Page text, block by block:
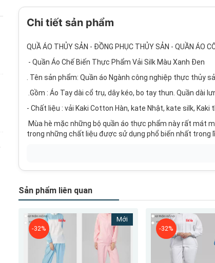
Chi tiết sản phẩm
QUẦ ÁO THỦY SẢN - ĐỒNG PHỤC THỦY SẢN - QUẦN ÁO
- Quần Áo Chế Biến Thực Phẩm Vải Silk Màu Xanh Đen
. Tên sản phẩm: Quần áo Ngành công nghiệp thực thủy
.Gồm : Áo Tay dài cổ trụ, dây kéo, bo tay thun. Quần dài
- Chất liệu : vải Kaki Cotton Hàn, kate Nhật, kate silk,
Mùa hè mặc những bộ quần áo thực phẩm này rất mát
trong những chất liệu được sử dụng phổ biến nhất trong
Màu sắc : Hồng,Xanh navy (tím than),xanh biển, trắng,
Giới tính : Unisex
Quy cách đóng gói : 1 bộ 1 gói..
- Kiểu dáng đơn giản, thanh lịch, trang nhã, thuận tiện
Sản phẩm liên quan
Mới
-32%
-32%